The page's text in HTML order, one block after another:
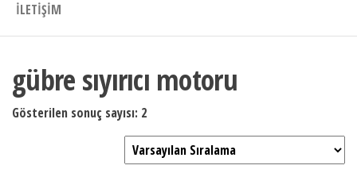
İLETIŞIM
gübre sıyırıcı motoru
Gösterilen sonuç sayısı: 2